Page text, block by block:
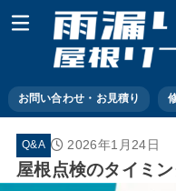
お問い合わせ・お見積り
Q&A 2026年1月24日
屋根点検のタイミ